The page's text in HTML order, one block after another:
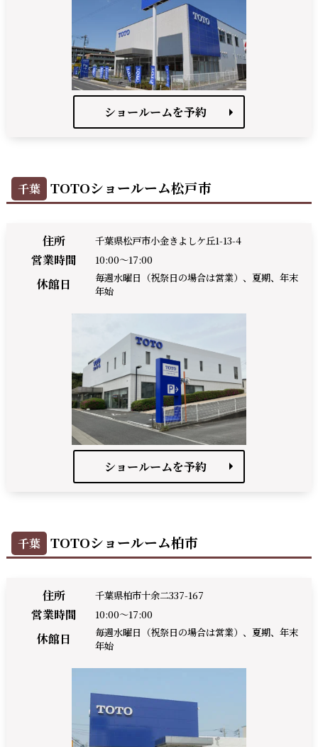
ショールームを予約
千葉 TOTOショールーム松戸市
住所 千葉県松戸市小金きよしケ丘1-13-4
営業時間 10:00～17:00
休館日
毎週水曜日（祝祭日の場合は営業）、夏期、年末
年始
ショールームを予約
千葉 TOTOショールーム柏市
住所 千葉県柏市十余二337-167
営業時間 10:00～17:00
休館日
毎週水曜日（祝祭日の場合は営業）、夏期、年末
年始